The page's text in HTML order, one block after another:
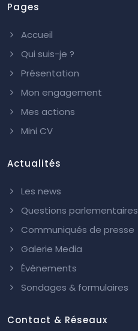
Pages
Accueil
Qui suis-je ?
Présentation
Mon engagement
Mes actions
Mini CV
Actualités
Les news
Questions parlementaires
Communiqués de presse
Galerie Media
Événements
Sondages & formulaires
Contact & Réseaux